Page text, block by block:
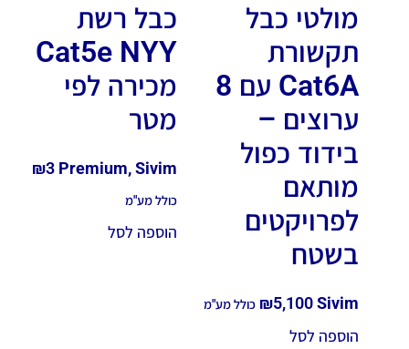
מולטי כבל
תקשורת
Cat6A עם 8
ערוצים –
בידוד כפול
מותאם
לפרויקטים
בשטח
Sivim
₪5,100 כולל מע"מ
הוספה לסל
כבל רשת
Cat5e NYY
מכירה לפי
מטר
Premium, Sivim
₪3
כולל מע"מ
הוספה לסל